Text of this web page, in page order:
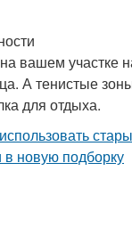
вашем
А тенистые
для отдыха.